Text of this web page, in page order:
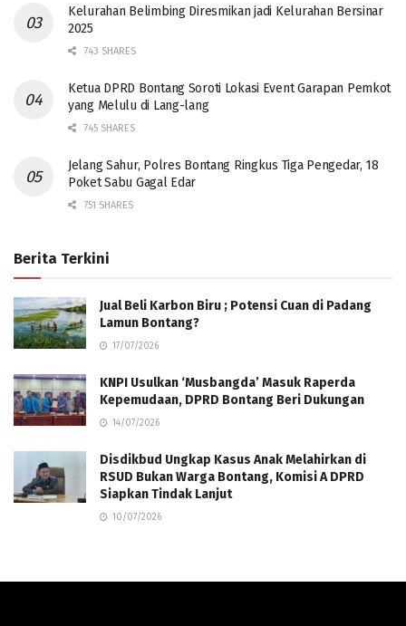
Kelurahan Belimbing Diresmikan jadi Kelurahan Bersinar
2025
743 SHARES
Ketua DPRD Bontang Soroti Lokasi Event Garapan Pemkot
yang Melulu di Lang-lang
745 SHARES
Jelang Sahur, Polres Bontang Ringkus Tiga Pengedar, 18
Poket Sabu Gagal Edar
751 SHARES
Berita Terkini
Jual Beli Karbon Biru ; Potensi Cuan di Padang
Lamun Bontang?
17/07/2026
KNPI Usulkan ‘Musbangda’ Masuk Raperda
Kepemudaan, DPRD Bontang Beri Dukungan
14/07/2026
Disdikbud Ungkap Kasus Anak Melahirkan di
RSUD Bukan Warga Bontang, Komisi A DPRD
Siapkan Tindak Lanjut
10/07/2026